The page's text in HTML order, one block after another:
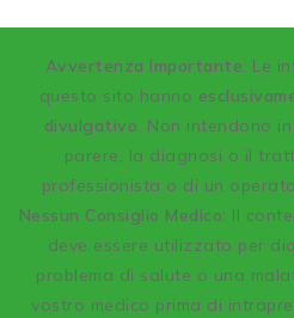
Avvertenza Importante: Le
questo sito hanno
divulgativo. Non intendono
parere, la diagnosi o il
professionista o di un
Nessun Consiglio Medico: Il
deve essere utilizzato per
problema di salute o una
vostro medico prima di